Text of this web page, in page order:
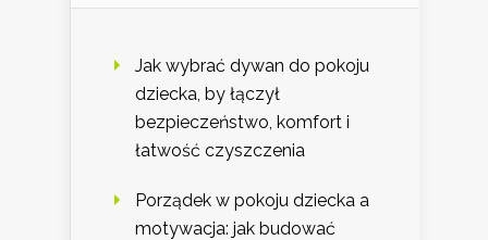
Jak wybrać dywan do pokoju
dziecka, by łączył
bezpieczeństwo, komfort i
łatwość czyszczenia
Porządek w pokoju dziecka a
motywacja: jak budować